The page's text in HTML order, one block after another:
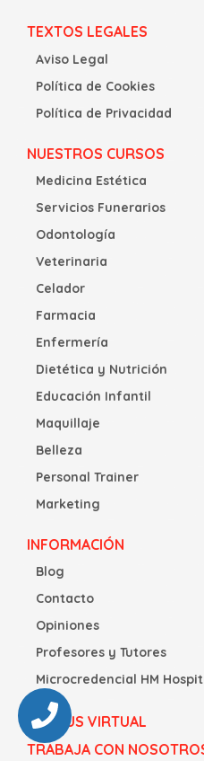
TEXTOS LEGALES
Aviso Legal
Política de Cookies
Política de Privacidad
NUESTROS CURSOS
Medicina Estética
Servicios Funerarios
Odontología
Veterinaria
Celador
Farmacia
Enfermería
Dietética y Nutrición
Educación Infantil
Maquillaje
Belleza
Personal Trainer
Marketing
INFORMACIÓN
Blog
Contacto
Opiniones
Profesores y Tutores
Microcredencial HM
CAMPUS VIRTUAL
TRABAJA CON